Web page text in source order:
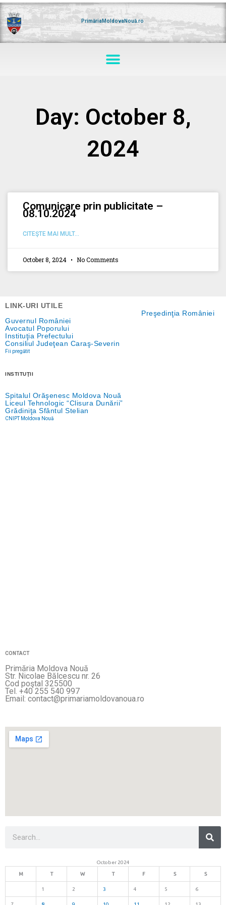
Skip
to
content
PrimăriaMoldovaNouă.ro
Menu
Day: October 8,
2024
Comunicare prin publicitate –
08.10.2024
CITEŞTE MAI MULT...
October 8, 2024 No Comments
LINK-URI UTILE
Preşedinţia României
Guvernul României
Avocatul Poporului
Instituţia Prefectului
Consiliul Judeţean Caraş-Severin
Fii pregătit
INSTITUŢII
Spitalul Orăşenesc Moldova Nouă
Liceul Tehnologic “Clisura Dunării”
Grădiniţa Sfântul Stelian
CNIPT Moldova Nouă
CONTACT
Primăria Moldova Nouă
Str. Nicolae Bălcescu nr. 26
Cod poştal 325500
Tel. +40 255 540 997
Email: contact@primariamoldovanoua.ro
October 2024
M T W T F S S
1 2 3 4 5 6